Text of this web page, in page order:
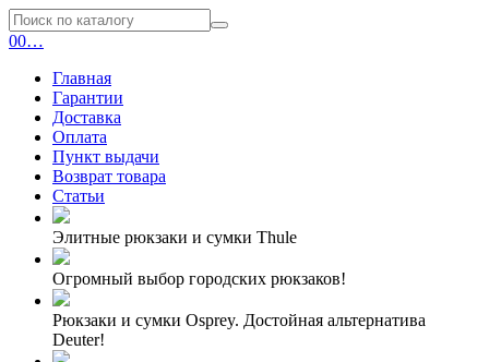
00…
Главная
Гарантии
Доставка
Оплата
Пункт выдачи
Возврат товара
Статьи
Элитные рюкзаки и сумки Thule
Огромный выбор городских рюкзаков!
Рюкзаки и сумки Osprey. Достойная альтернатива
Deuter!